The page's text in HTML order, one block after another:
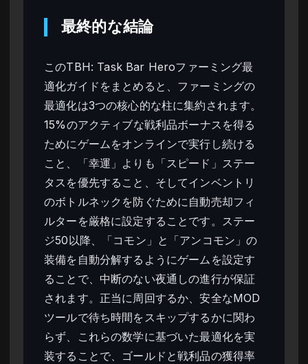
最終的な結論
このTBH: Task Bar Heroファーミング最
適化ガイドをまとめると、ファーミングの
最適化は3つの核心的な柱に集約されます。
15%のアクティブな戦利品ボーナスを得る
ためにゲームをオンラインで実行し続ける
こと、「幸運」よりも「スピード」ステー
タスを優先すること、そしてインベントリ
のボトルネックを防ぐために自動売却フィ
ルターを厳格に設定することです。ステー
ジ50以降、「コモン」と「アンコモン」の
装備を自動分解するようにゲームを設定す
ることで、中断のない夜通しの進行が保証
されます。正当に周回するか、安全なMOD
ツールで待ち時間をスキップするかに関わ
らず、これらの数学に基づいた最適化を実
装することで、ゴールドと戦利品の獲得率